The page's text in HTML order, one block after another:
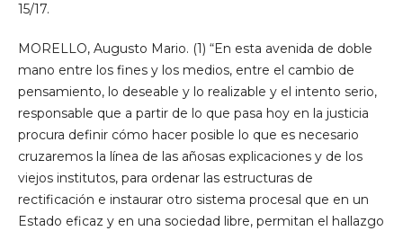
15/17.
MORELLO, Augusto Mario. (1) “En esta avenida de doble
mano entre los fines y los medios, entre el cambio de
pensamiento, lo deseable y lo realizable y el intento serio,
responsable que a partir de lo que pasa hoy en la justicia
procura definir cómo hacer posible lo que es necesario
cruzaremos la línea de las añosas explicaciones y de los
viejos institutos, para ordenar las estructuras de
rectificación e instaurar otro sistema procesal que en un
Estado eficaz y en una sociedad libre, permitan el hallazgo